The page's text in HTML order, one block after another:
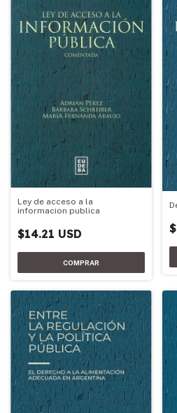
Ley de acceso a la
informacion publica
$14.21 USD